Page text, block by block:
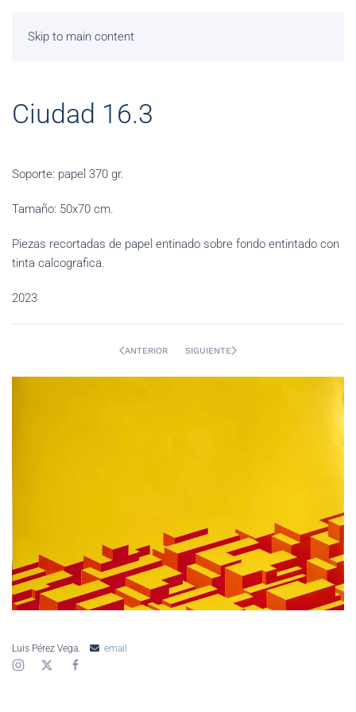
Skip to main content
Ciudad 16.3
Soporte: papel 370 gr.
Tamaño: 50x70 cm.
Piezas recortadas de papel entinado sobre fondo entintado con
tinta calcografica.
2023
ANTERIOR SIGUIENTE
Luis Pérez Vega. email